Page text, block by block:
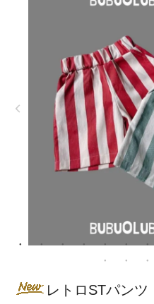
レトロSTパンツ